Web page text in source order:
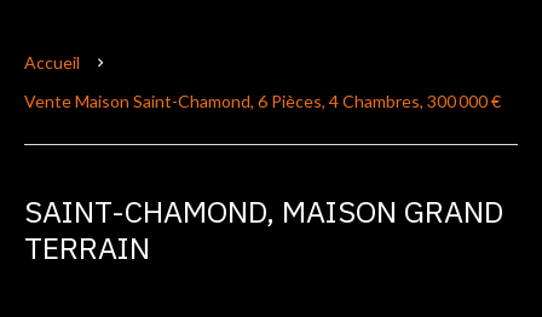
Accueil
Vente Maison Saint-Chamond, 6 Pièces, 4 Chambres, 300 000 €
SAINT-CHAMOND, MAISON GRAND
TERRAIN